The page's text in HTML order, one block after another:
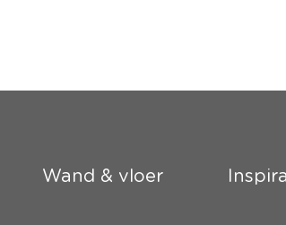
Wand & vloer